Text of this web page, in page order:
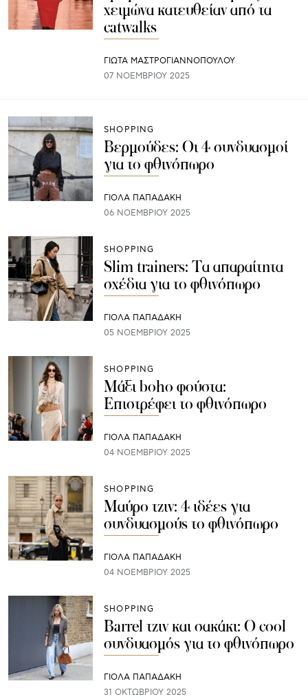
χειμώνα κατευθείαν από τα
catwalks
ΓΙΩΤΑ ΜΑΣΤΡΟΓΙΑΝΝΟΠΟΥΛΟΥ
07 ΝΟΕΜΒΡΊΟΥ 2025
SHOPPING
Βερμούδες: Οι 4 συνδυασμοί
για το φθινόπωρο
ΓΙΌΛΑ ΠΑΠΑΔΆΚΗ
06 ΝΟΕΜΒΡΊΟΥ 2025
SHOPPING
Slim trainers: Τα απαραίτητα
σχέδια για το φθινόπωρο
ΓΙΌΛΑ ΠΑΠΑΔΆΚΗ
05 ΝΟΕΜΒΡΊΟΥ 2025
SHOPPING
Μάξι boho φούστα:
Επιστρέφει το φθινόπωρο
ΓΙΌΛΑ ΠΑΠΑΔΆΚΗ
04 ΝΟΕΜΒΡΊΟΥ 2025
SHOPPING
Μαύρο τζιν: 4 ιδέες για
συνδυασμούς το φθινόπωρο
ΓΙΌΛΑ ΠΑΠΑΔΆΚΗ
04 ΝΟΕΜΒΡΊΟΥ 2025
SHOPPING
Barrel τζιν και σακάκι: O cool
συνδυασμός για το φθινόπωρο
ΓΙΌΛΑ ΠΑΠΑΔΆΚΗ
31 ΟΚΤΩΒΡΊΟΥ 2025